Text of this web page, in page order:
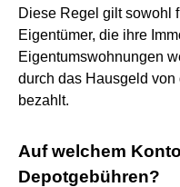
Diese Regel gilt sowohl
Eigentümer, die ihre
Eigentumswohnungen
durch das Hausgeld
bezahlt.
Auf welchem
Depotgebühren?